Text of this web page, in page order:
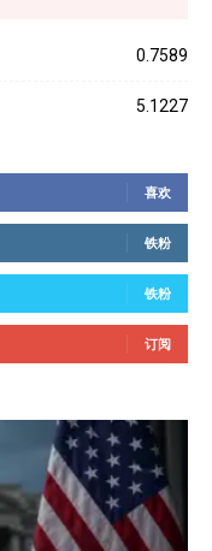
0.7589
5.1227
喜欢
铁粉
铁粉
订阅